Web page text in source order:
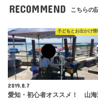
RECOMMEND こちらの
子どもとお出かけ情
2019.8.7
愛知・初心者オススメ！ 山海